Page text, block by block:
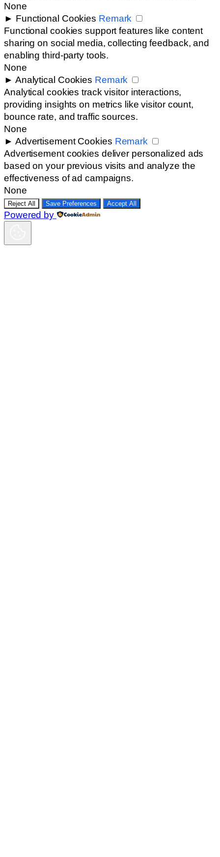
None
► Functional Cookies Remark
Functional cookies support features like content
sharing on social media, collecting feedback, and
enabling third-party tools.
None
► Analytical Cookies Remark
Analytical cookies track visitor interactions,
providing insights on metrics like visitor count,
bounce rate, and traffic sources.
None
► Advertisement Cookies Remark
Advertisement cookies deliver personalized ads
based on your previous visits and analyze the
effectiveness of ad campaigns.
None
Reject All Save Preferences Accept All
Powered by